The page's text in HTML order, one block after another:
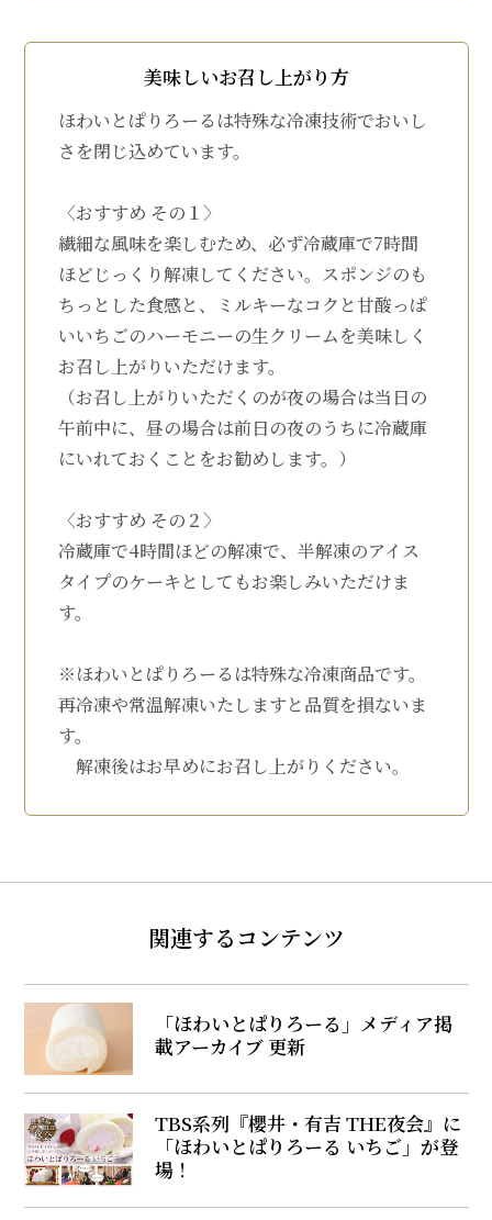
美味しいお召し上がり方
ほわいとぱりろーるは特殊な冷凍技術でおいし
さを閉じ込めています。
〈おすすめ その１〉
繊細な風味を楽しむため、必ず冷蔵庫で7時間
ほどじっくり解凍してください。スポンジのも
ちっとした食感と、ミルキーなコクと甘酸っぱ
いいちごのハーモニーの生クリームを美味しく
お召し上がりいただけます。
（お召し上がりいただくのが夜の場合は当日の
午前中に、昼の場合は前日の夜のうちに冷蔵庫
にいれておくことをお勧めします。）
〈おすすめ その２〉
冷蔵庫で4時間ほどの解凍で、半解凍のアイス
タイプのケーキとしてもお楽しみいただけま
す。
※ほわいとぱりろーるは特殊な冷凍商品です。
再冷凍や常温解凍いたしますと品質を損ないま
す。
解凍後はお早めにお召し上がりください。
関連するコンテンツ
「ほわいとぱりろーる」メディア掲
載アーカイブ 更新
TBS系列『櫻井・有吉 THE夜会』に
「ほわいとぱりろーる いちご」が登
場！